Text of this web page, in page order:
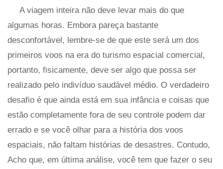
A viagem inteira não deve levar mais do que
algumas horas. Embora pareça bastante
desconfortável, lembre-se de que este será um dos
primeiros voos na era do turismo espacial comercial,
portanto, fisicamente, deve ser algo que possa ser
realizado pelo indivíduo saudável médio. O verdadeiro
desafio é que ainda está em sua infância e coisas que
estão completamente fora de seu controle podem dar
errado e se você olhar para a história dos voos
espaciais, não faltam histórias de desastres. Contudo,
Acho que, em última análise, você tem que fazer o seu